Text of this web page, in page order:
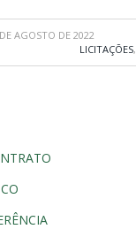
AGOSTO DE 2022
LICITAÇÕES,